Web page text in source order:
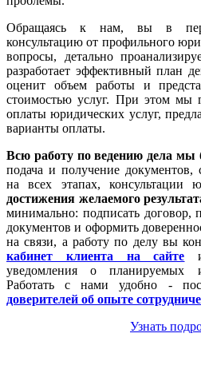
Обращаясь к нам, вы в
консультацию от профильного
вопросы, детально
разработает эффективный план
оценит объем работы и
стоимостью услуг. При этом мы
оплаты юридических услуг,
варианты оплаты.
Всю работу по ведению дела мы
подача и получение документов,
на всех этапах, консультации
достижения желаемого
минимально: подписать договор,
документов и оформить
на связи, а работу по делу вы
кабинет клиента на сайте
уведомления о планируемых
Работать с нами удобно -
доверителей об опыте
Узнать